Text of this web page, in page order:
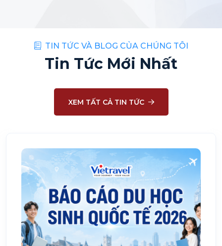
TIN TỨC VÀ BLOG CỦA CHÚNG TÔI
Tin Tức Mới Nhất
XEM TẤT CẢ TIN TỨC